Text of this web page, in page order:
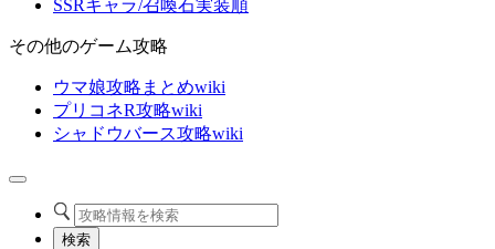
SSRキャラ/召喚石実装順
その他のゲーム攻略
ウマ娘攻略まとめwiki
プリコネR攻略wiki
シャドウバース攻略wiki
検索